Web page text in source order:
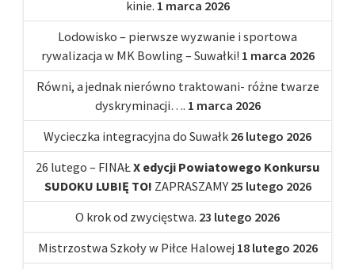
kinie. 1 marca 2026
Lodowisko – pierwsze wyzwanie i sportowa
rywalizacja w MK Bowling – Suwałki! 1 marca 2026
Równi, a jednak nierówno traktowani- różne twarze
dyskryminacji…. 1 marca 2026
Wycieczka integracyjna do Suwałk 26 lutego 2026
26 lutego – FINAŁ X edycji Powiatowego Konkursu
SUDOKU LUBIĘ TO! ZAPRASZAMY 25 lutego 2026
O krok od zwycięstwa. 23 lutego 2026
Mistrzostwa Szkoły w Piłce Halowej 18 lutego 2026